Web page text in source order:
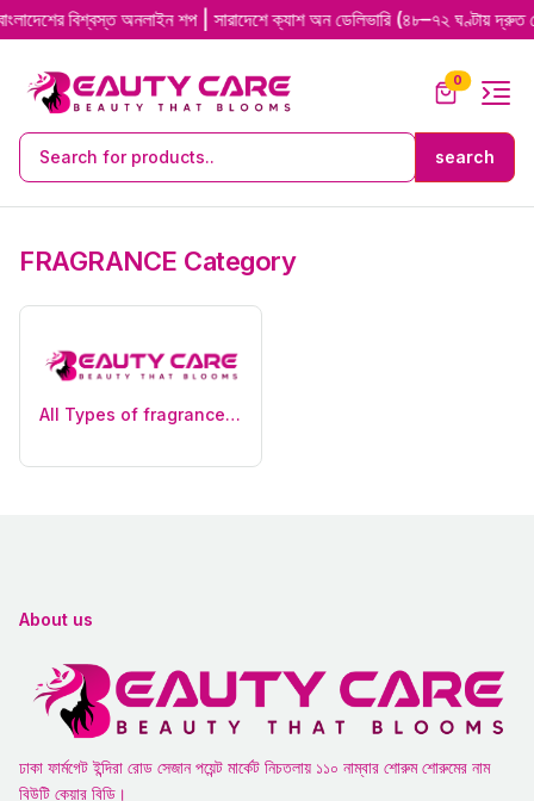
বিশ্বস্ত অনলাইন শপ | সারাদেশে ক্যাশ অন ডেলিভারি (৪৮–৭২ ঘণ্টায় দ্রুত
0
FRAGRANCE Category
All Types of fragrances (15)
About us
ঢাকা ফার্মগেট ইন্দিরা রোড সেজান পয়েন্ট মার্কেট নিচতলায় ১১০ নাম্বার শোরুম শোরুমের নাম
বিউটি কেয়ার বিডি।